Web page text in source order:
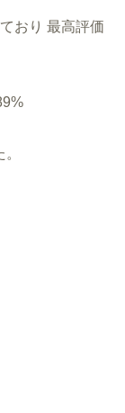
おり 最高評価